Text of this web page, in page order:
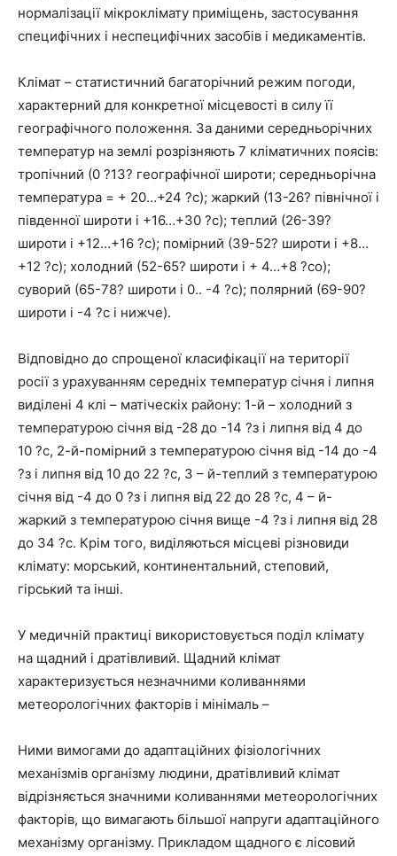
нормалізації мікроклімату приміщень, застосування
специфічних і неспецифічних засобів і медикаментів.
Клімат – статистичний багаторічний режим погоди,
характерний для конкретної місцевості в силу її
географічного положення. За даними середньорічних
температур на землі розрізняють 7 кліматичних поясів:
тропічний (0 ?13? географічної широти; середньорічна
температура = + 20…+24 ?с); жаркий (13-26? північної і
південної широти і +16…+30 ?с); теплий (26-39?
широти і +12…+16 ?с); помірний (39-52? широти і +8…
+12 ?с); холодний (52-65? широти і + 4…+8 ?со);
суворий (65-78? широти і 0.. -4 ?с); полярний (69-90?
широти і -4 ?с і нижче).
Відповідно до спрощеної класифікації на території
росії з урахуванням середніх температур січня і липня
виділені 4 клі – матіческіх району: 1-й – холодний з
температурою січня від -28 до -14 ?з і липня від 4 до
10 ?с, 2-й-помірний з температурою січня від -14 до -4
?з і липня від 10 до 22 ?с, 3 – й-теплий з температурою
січня від -4 до 0 ?з і липня від 22 до 28 ?с, 4 – й-
жаркий з температурою січня вище -4 ?з і липня від 28
до 34 ?с. Крім того, виділяються місцеві різновиди
клімату: морський, континентальний, степовий,
гірський та інші.
У медичній практиці використовується поділ клімату
на щадний і дратівливий. Щадний клімат
характеризується незначними коливаннями
метеорологічних факторів і мінімаль –
Ними вимогами до адаптаційних фізіологічних
механізмів організму людини, дратівливий клімат
відрізняється значними коливаннями метеорологічних
факторів, що вимагають більшої напруги адаптаційного
механізму організму. Прикладом щадного є лісовий